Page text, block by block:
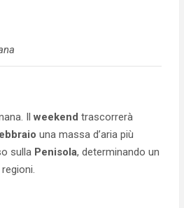
Ilweekend trascorrerà
una massa d’aria più
sulla Penisola, determinando un